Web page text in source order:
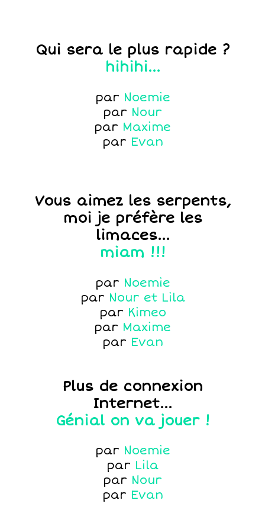
Qui sera le plus rapide ?
hihihi...
par Noemie
par Nour
par Maxime
par Evan
Vous aimez les serpents,
moi je préfère les
limaces...
miam !!!
par Noemie
par Nour et Lila
par Kimeo
par Maxime
par Evan
Plus de connexion
Internet...
Génial on va jouer !
par Noemie
par Lila
par Nour
par Evan